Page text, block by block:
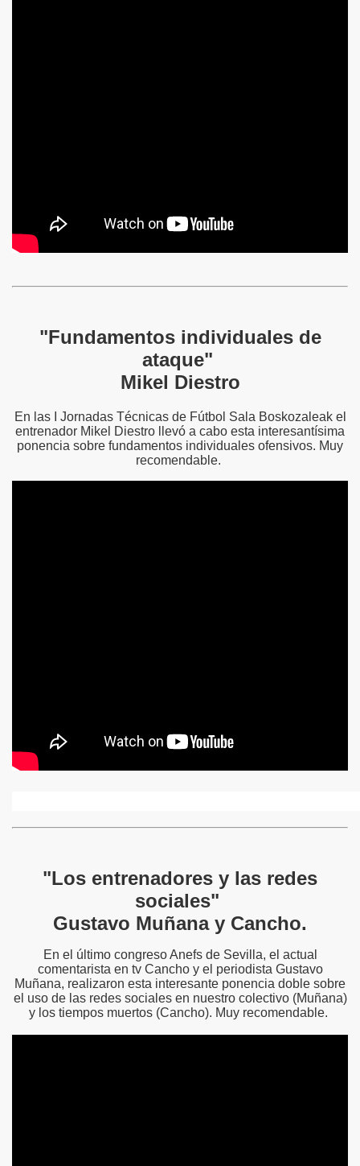
"Fundamentos individuales de
ataque"
Mikel Diestro
En las I Jornadas Técnicas de Fútbol Sala Boskozaleak el
entrenador Mikel Diestro llevó a cabo esta interesantísima
ponencia sobre fundamentos individuales ofensivos. Muy
recomendable.
"Los entrenadores y las redes
sociales"
Gustavo Muñana y Cancho.
En el último congreso Anefs de Sevilla, el actual
comentarista en tv Cancho y el periodista Gustavo
Muñana, realizaron esta interesante ponencia doble sobre
el uso de las redes sociales en nuestro colectivo (Muñana)
y los tiempos muertos (Cancho). Muy recomendable.